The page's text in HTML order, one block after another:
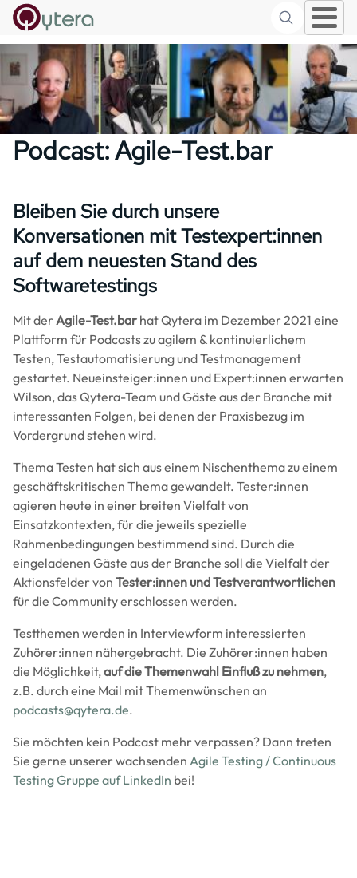
Skip to main content Suche
Podcast: Agile-Test.bar
Bleiben Sie durch unsere
Konversationen mit Testexpert:innen
auf dem neuesten Stand des
Softwaretestings
Mit der Agile-Test.bar hat Qytera im Dezember 2021 eine
Plattform für Podcasts zu agilem & kontinuierlichem
Testen, Testautomatisierung und Testmanagement
gestartet. Neueinsteiger:innen und Expert:innen erwarten
Wilson, das Qytera-Team und Gäste aus der Branche mit
interessanten Folgen, bei denen der Praxisbezug im
Vordergrund stehen wird.
Thema Testen hat sich aus einem Nischenthema zu einem
geschäftskritischen Thema gewandelt. Tester:innen
agieren heute in einer breiten Vielfalt von
Einsatzkontexten, für die jeweils spezielle
Rahmenbedingungen bestimmend sind. Durch die
eingeladenen Gäste aus der Branche soll die Vielfalt der
Aktionsfelder von Tester:innen und Testverantwortlichen
für die Community erschlossen werden.
Testthemen werden in Interviewform interessierten
Zuhörer:innen nähergebracht. Die Zuhörer:innen haben
die Möglichkeit, auf die Themenwahl Einfluß zu nehmen,
z.B. durch eine Mail mit Themenwünschen an
podcasts@qytera.de.
Sie möchten kein Podcast mehr verpassen? Dann treten
Sie gerne unserer wachsenden Agile Testing / Continuous
Testing Gruppe auf LinkedIn bei!